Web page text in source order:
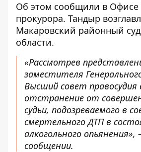
Об этом сообщили в Офисе
прокурора. Тандыр
Макаровский районный
области.
«Рассмотрев
заместителя
Высший совет правосудия
отстранение от
судьи, подозреваемого в
смертельного ДТП в
алкогольного опьянения»,
сообщении.